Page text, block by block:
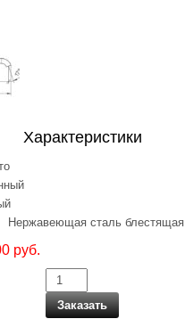
Характеристики
Нержавеющая сталь блестящая
руб.
Заказать